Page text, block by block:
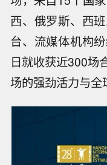
西、俄罗斯、西
台、流媒体机构
日就收获近300场
场的强劲活力与全